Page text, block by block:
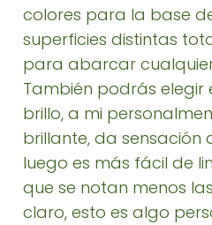
colores para la base
superficies distintas
para abarcar
También podrás elegir
brillo, a mi
brillante, da sensación
luego es más fácil de
que se notan menos
claro, esto es algo